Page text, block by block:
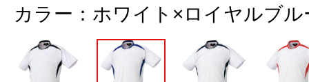
カラー： ホワイト×ロイヤルブル